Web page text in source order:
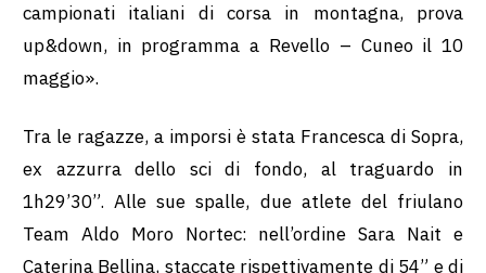
campionati italiani di corsa in montagna, prova
up&down, in programma a Revello – Cuneo il 10
maggio».
Tra le ragazze, a imporsi è stata Francesca di Sopra,
ex azzurra dello sci di fondo, al traguardo in
1h29’30”. Alle sue spalle, due atlete del friulano
Team Aldo Moro Nortec: nell’ordine Sara Nait e
Caterina Bellina, staccate rispettivamente di 54” e di